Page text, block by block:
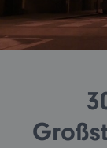
Wissen